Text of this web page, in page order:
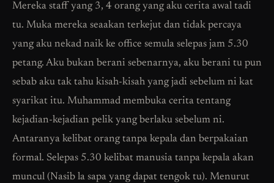
Mereka staff yang 3, 4 orang yang aku cerita awal tadi
tu. Muka mereka seaakan terkejut dan tidak percaya
yang aku nekad naik ke office semula selepas jam 5.30
petang. Aku bukan berani sebenarnya, aku berani tu pun
sebab aku tak tahu kisah-kisah yang jadi sebelum ni kat
syarikat itu. Muhammad membuka cerita tentang
kejadian-kejadian pelik yang berlaku sebelum ni.
Antaranya kelibat orang tanpa kepala dan berpakaian
formal. Selepas 5.30 kelibat manusia tanpa kepala akan
muncul (Nasib la sapa yang dapat tengok tu). Menurut